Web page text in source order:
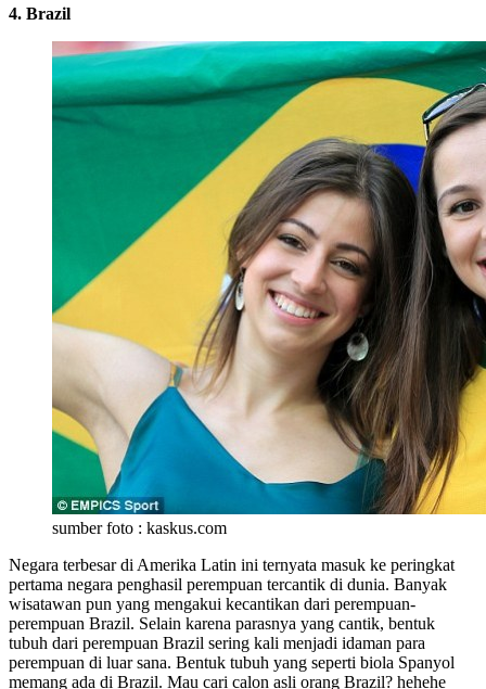
4. Brazil
sumber foto : kaskus.com
Negara terbesar di Amerika Latin ini ternyata masuk ke peringkat
pertama negara penghasil perempuan tercantik di dunia. Banyak
wisatawan pun yang mengakui kecantikan dari perempuan-
perempuan Brazil. Selain karena parasnya yang cantik, bentuk
tubuh dari perempuan Brazil sering kali menjadi idaman para
perempuan di luar sana. Bentuk tubuh yang seperti biola Spanyol
memang ada di Brazil. Mau cari calon asli orang Brazil? hehehe